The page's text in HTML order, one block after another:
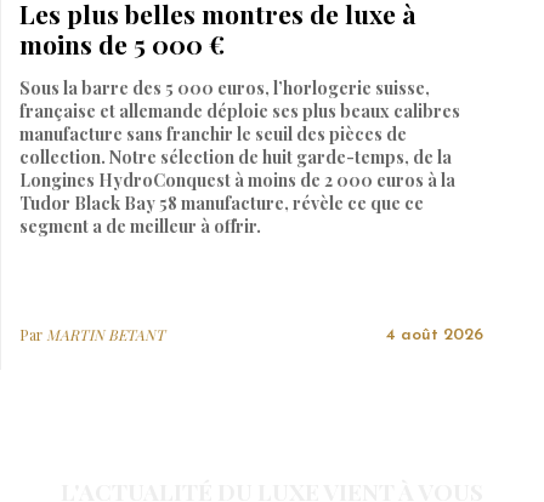
Les plus belles montres de luxe à
moins de 5 000 €
Sous la barre des 5 000 euros, l’horlogerie suisse,
française et allemande déploie ses plus beaux calibres
manufacture sans franchir le seuil des pièces de
collection. Notre sélection de huit garde-temps, de la
Longines HydroConquest à moins de 2 000 euros à la
Tudor Black Bay 58 manufacture, révèle ce que ce
segment a de meilleur à offrir.
ParMARTIN BETANT 4 août 2026